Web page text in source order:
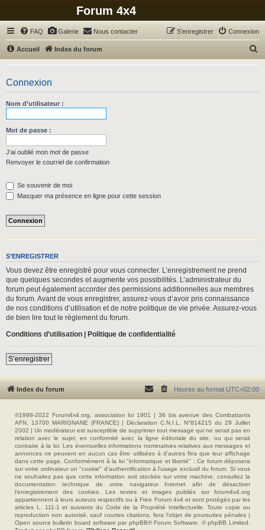
Forum 4x4
FAQ Galerie Nous contacter Connexion
S’enregistrer
Accueil Index du forum
h
Connexion
Nom d’utilisateur :
Mot de passe :
J’ai oublié mon mot de passe
Renvoyer le courriel de confirmation
Se souvenir de moi
Masquer ma présence en ligne pour cette session
S’ENREGISTRER
Vous devez être enregistré pour vous connecter. L’enregistrement ne prend
que quelques secondes et augmente vos possibilités. L’administrateur du
forum peut également accorder des permissions additionnelles aux membres
du forum. Avant de vous enregistrer, assurez-vous d’avoir pris connaissance
de nos conditions d’utilisation et de notre politique de vie privée. Assurez-vous
de bien lire tout le règlement du forum.
Conditions d’utilisation | Politique de confidentialité
S’enregistrer
Index du forum Heures au format UTC+02:00
©1998-2022 Forum4x4.org, association loi 1901 | 36 bis avenue des Combattants
AFN, 13700 MARIGNANE (FRANCE) | Déclaration C.N.I.L. N°814215 du 29 Juillet
2002 | Un modérateur est susceptible de supprimer tout message qui ne serait pas en
relation avec le sujet, en conformité avec la ligne éditoriale du site, ou qui serait
contraire à la loi. Les éventuelles informations nominatives relatives aux messages et
annonces ne peuvent en aucun cas être utilisées à d'autres fins que leur affichage
dans cette page. Conformément à la loi "informatique et liberté" : Ce forum déposera
sur votre ordinateur un "cookie" d’authentification à l'usage exclusif du forum. Si vous
ne souhaitez pas que cette information soit stockée sur votre machine, consultez la
documentation technique de votre navigateur Internet afin de désactiver
l'enregistrement des cookies. Les textes et images publiés sur forum4x4.org
appartiennent à leurs auteurs respectifs ou à Free Forum 4x4 et sont protégés par les
articles L. 111-1 et suivants du Code de la Propriété Intellectuelle. Toute copie ou
reproduction non autorisé, sauf courtes citations, fera l'objet de poursuites pénales |
Open source bulletin board software par phpBB® Forum Software, © phpBB Limited.